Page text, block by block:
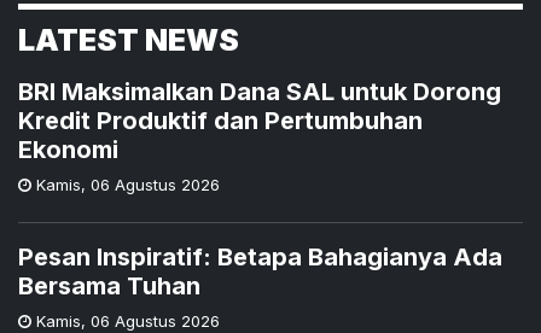
LATEST NEWS
BRI Maksimalkan Dana SAL untuk Dorong
Kredit Produktif dan Pertumbuhan
Ekonomi
Kamis, 06 Agustus 2026
Pesan Inspiratif: Betapa Bahagianya Ada
Bersama Tuhan
Kamis, 06 Agustus 2026